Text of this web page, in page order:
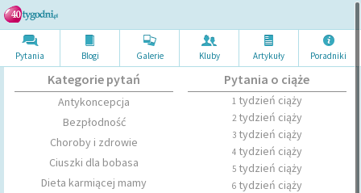
Pytania Blogi Galerie Kluby Artykuły Poradniki
Kategorie pytań
Antykoncepcja
Bezpłodność
Choroby i zdrowie
Ciuszki dla bobasa
Dieta karmiącej mamy
Pytania o ciąże
1tydzień ciąży
2tydzień ciąży
3tydzień ciąży
4tydzień ciąży
5tydzień ciąży
6tydzień ciąży